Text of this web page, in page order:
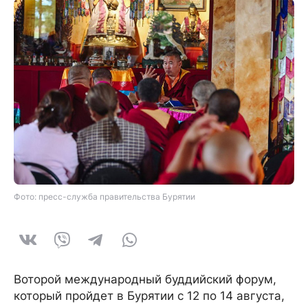
Фото: пресс-служба правительства Бурятии
Воторой международный буддийский форум,
который пройдет в Бурятии с 12 по 14 августа,